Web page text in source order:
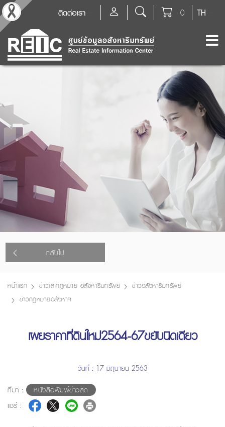
TH
0
ติดต่อเรา
กลับไป
หน้าแรก ข่าวและกฎหมาย อสังหาริมทรัพย์
ข่าวอสังหาริมทรัพย์
ข่าวกฎหมายอสังหาฯ
เผยราคาที่ดินใหม่2564-67ขยับนิดเดียว
วันที่ : 17 มิถุนายน 2563
ที่มา :
หนังสือพิมพ์ข่าวสด
แชร์ :